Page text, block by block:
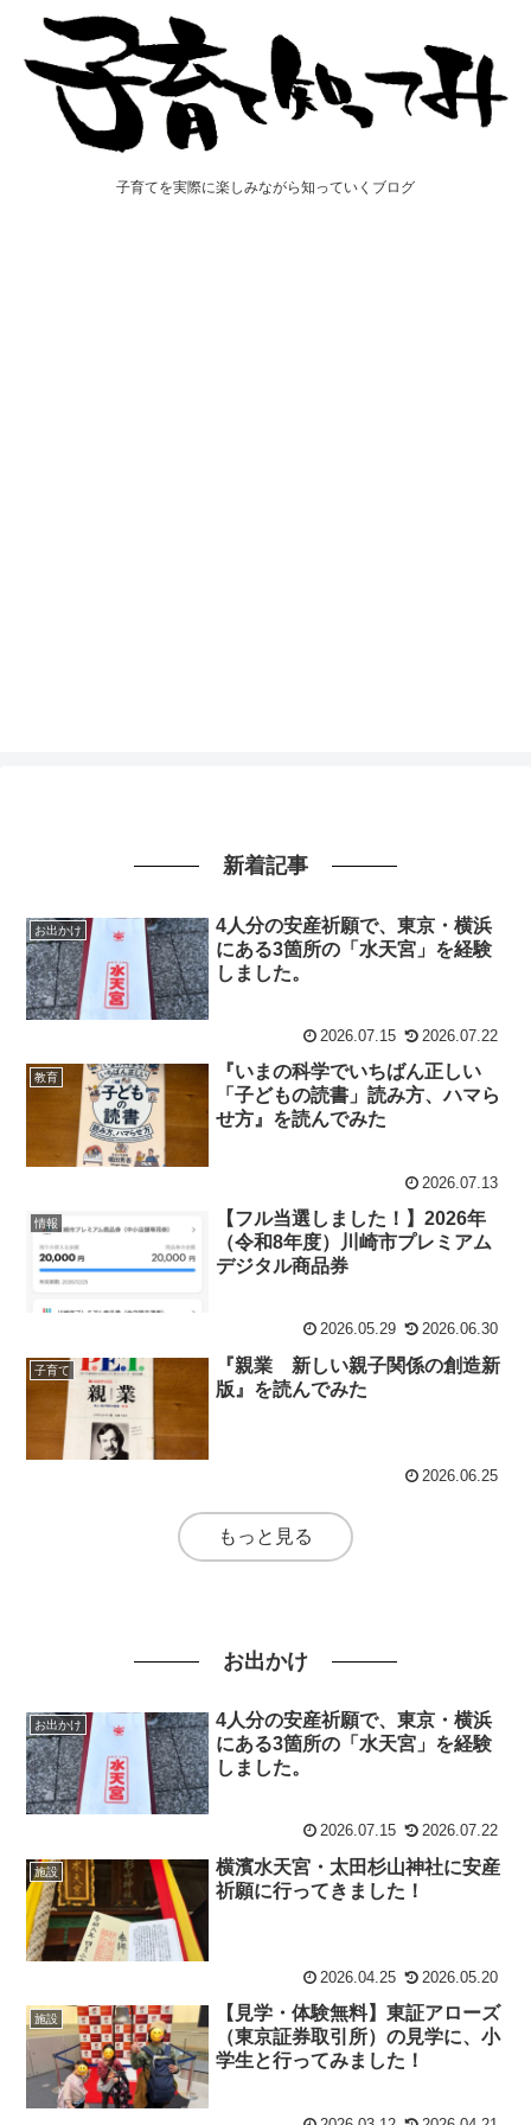
子育てを実際に楽しみながら知っていくブログ
新着記事
お出かけ
4人分の安産祈願で、東京・横浜
にある3箇所の「水天宮」を経験
しました。
2026.07.15 2026.07.22
教育
『いまの科学でいちばん正しい
「子どもの読書」読み方、ハマら
せ方』を読んでみた
2026.07.13
情報
【フル当選しました！】2026年
（令和8年度）川崎市プレミアム
デジタル商品券
2026.05.29 2026.06.30
子育て
『親業 新しい親子関係の創造新
版』を読んでみた
2026.06.25
もっと見る
お出かけ
お出かけ
4人分の安産祈願で、東京・横浜
にある3箇所の「水天宮」を経験
しました。
2026.07.15 2026.07.22
施設
横濱水天宮・太田杉山神社に安産
祈願に行ってきました！
2026.04.25 2026.05.20
施設
【見学・体験無料】東証アローズ
（東京証券取引所）の見学に、小
学生と行ってみました！